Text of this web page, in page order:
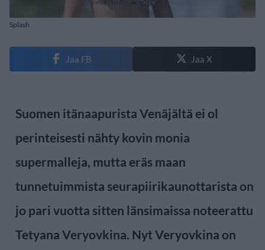
Splash
Jaa FB Jaa X
Suomen itänaapurista Venäjältä ei ol
perinteisesti nähty kovin monia
supermalleja, mutta eräs maan
tunnetuimmista seurapiirikaunottarista on
jo pari vuotta sitten länsimaissa noteerattu
Tetyana Veryovkina. Nyt Veryovkina on